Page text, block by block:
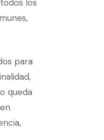
los
para
queda